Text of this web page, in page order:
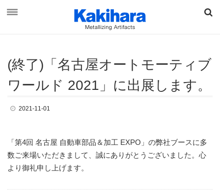
資料ダウンロード お問い合わせ
柿原工業について
(終了) 「 名古屋オー ト モーテ ィ ブ
ワ ール ド 2021 」 に出 展 し ま す。
2021-11-01
「第4回 名古屋 自動車部品＆加工 EXPO」の弊社ブースに多
数ご来場いただきまして、誠にありがとうございました。心
より御礼申し上げます。